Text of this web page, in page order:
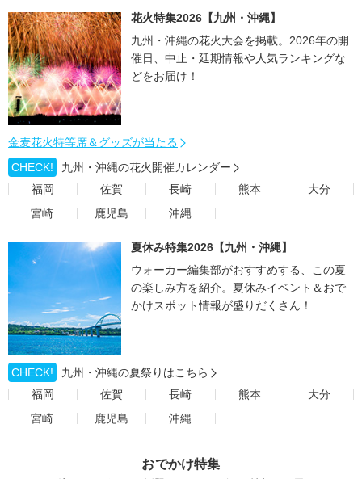
花火特集2026【九州・沖縄】
九州・沖縄の花火大会を掲載。2026年の開
催日、中止・延期情報や人気ランキングな
どをお届け！
金麦花火特等席＆グッズが当たる
CHECK!
九州・沖縄の花火開催カレンダー
福岡
佐賀 長崎 熊本
大分
宮崎
鹿児島 沖縄
夏休み特集2026【九州・沖縄】
ウォーカー編集部がおすすめする、この夏
の楽しみ方を紹介。夏休みイベント＆おで
かけスポット情報が盛りだくさん！
CHECK!
九州・沖縄の夏祭りはこちら
福岡
佐賀 長崎 熊本
大分
宮崎
鹿児島 沖縄
おでかけ特集